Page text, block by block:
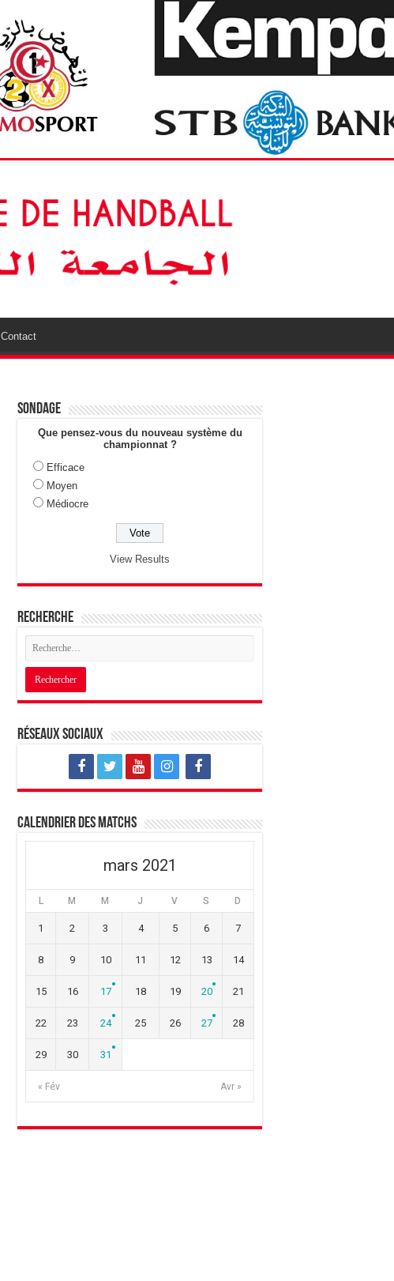
Contact
Sondage
Que pensez-vous du nouveau système du
championnat ?
Efficace
Moyen
Médiocre
View Results
Recherche
Réseaux sociaux
Calendrier des matchs
mars 2021
L M M J V S D
« Fév Avr »
1 2 3 4 5 6 7
8 9 10 11 12 13 14
15 16 17 18 19 20 21
22 23 24 25 26 27 28
29 30 31